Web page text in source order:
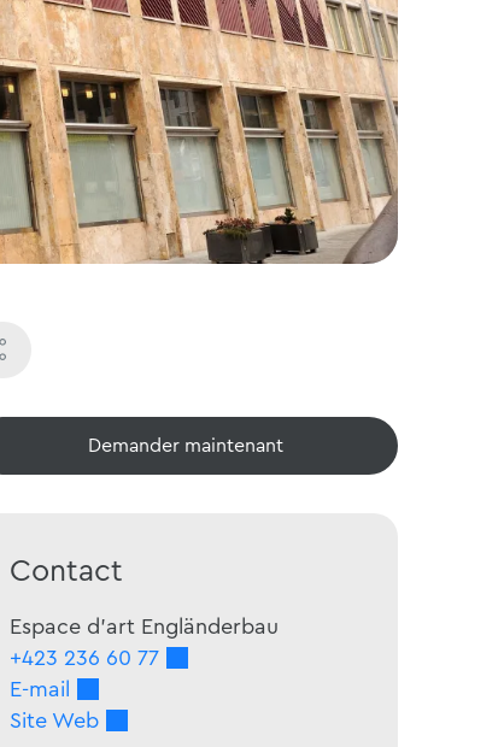
Voir maintenant
Contact
Espace d'art Engländerbau
+423 236 60 77
E-mail
Site Web